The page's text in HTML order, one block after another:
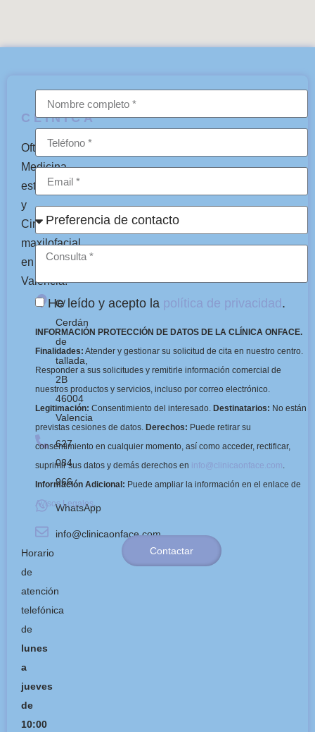
CLÍNICA
Oftalmología,
Medicina
estética
y
Cirugía
maxilofacial
en
Valencia.
C/
Cerdán
de
tallada,
2B
46004
Valencia
627
084
966
WhatsApp
info@clinicaonface.com
Horario
de
atención
telefónica
de
lunes
a
jueves
de
10:00
He leído y acepto la política de privacidad .
INFORMACIÓN PROTECCIÓN DE DATOS DE LA CLÍNICA ONFACE.
Finalidades: Atender y gestionar su solicitud de cita en nuestro centro.
Responder a sus solicitudes y remitirle información comercial de
nuestros productos y servicios, incluso por correo electrónico.
Legitimación: Consentimiento del interesado. Destinatarios: No están
previstas cesiones de datos. Derechos: Puede retirar su
consentimiento en cualquier momento, así como acceder, rectificar,
suprimir sus datos y demás derechos en info@clinicaonface.com.
Información Adicional: Puede ampliar la información en el enlace de
Avisos Legales.
Contactar